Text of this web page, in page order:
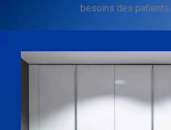
besoins des patients.